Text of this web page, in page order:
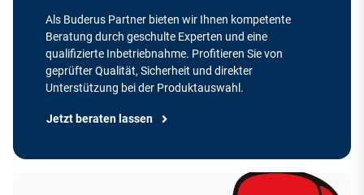
Als Buderus Partner bieten wir Ihnen kompetente
Beratung durch geschulte Experten und eine
qualifizierte Inbetriebnahme. Profitieren Sie von
geprüfter Qualität, Sicherheit und direkter
Unterstützung bei der Produktauswahl.
Jetzt beraten lassen